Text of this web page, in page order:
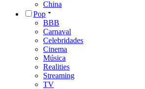
China
Pop
BBB
Carnaval
Celebridades
Cinema
Música
Realities
Streaming
TV